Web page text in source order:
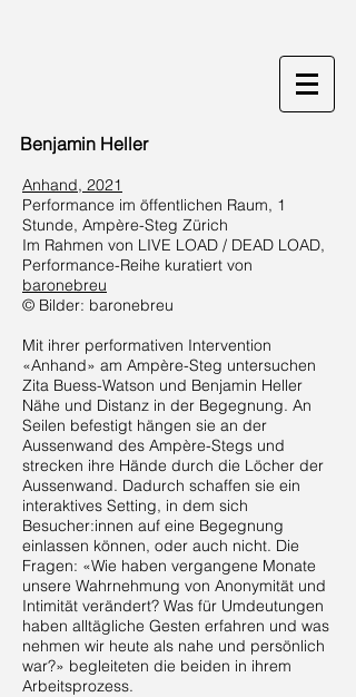
Benjamin Heller
Anhand, 2021
Performance im öffentlichen Raum, 1
Stunde, Ampère-Steg Zürich
Im Rahmen von LIVE LOAD / DEAD LOAD,
Performance-Reihe kuratiert von
baronebreu
© Bilder: baronebreu
Mit ihrer performativen Intervention
«Anhand» am Ampère-Steg untersuchen
Zita Buess-Watson und Benjamin Heller
Nähe und Distanz in der Begegnung. An
Seilen befestigt hängen sie an der
Aussenwand des Ampère-Stegs und
strecken ihre Hände durch die Löcher der
Aussenwand. Dadurch schaffen sie ein
interaktives Setting, in dem sich
Besucher:innen auf eine Begegnung
einlassen können, oder auch nicht. Die
Fragen: «Wie haben vergangene Monate
unsere Wahrnehmung von Anonymität und
Intimität verändert? Was für Umdeutungen
haben alltägliche Gesten erfahren und was
nehmen wir heute als nahe und persönlich
war?» begleiteten die beiden in ihrem
Arbeitsprozess.